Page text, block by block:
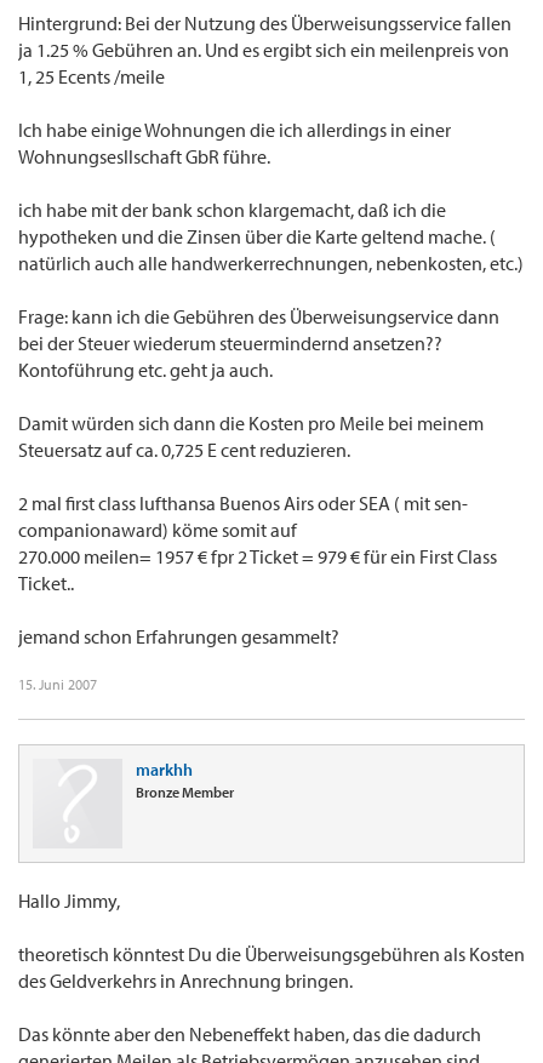
Hintergrund: Bei der Nutzung des Überweisungsservice fallen
ja 1.25 % Gebühren an. Und es ergibt sich ein meilenpreis von
1, 25 Ecents /meile
Ich habe einige Wohnungen die ich allerdings in einer
Wohnungsesllschaft GbR führe.
ich habe mit der bank schon klargemacht, daß ich die
hypotheken und die Zinsen über die Karte geltend mache. (
natürlich auch alle handwerkerrechnungen, nebenkosten, etc.)
Frage: kann ich die Gebühren des Überweisungservice dann
bei der Steuer wiederum steuermindernd ansetzen??
Kontoführung etc. geht ja auch.
Damit würden sich dann die Kosten pro Meile bei meinem
Steuersatz auf ca. 0,725 E cent reduzieren.
2 mal first class lufthansa Buenos Airs oder SEA ( mit sen-
companionaward) köme somit auf
270.000 meilen= 1957 € fpr 2 Ticket = 979 € für ein First Class
Ticket..
jemand schon Erfahrungen gesammelt?
15. Juni 2007
markhh
Bronze Member
Hallo Jimmy,
theoretisch könntest Du die Überweisungsgebühren als Kosten
des Geldverkehrs in Anrechnung bringen.
Das könnte aber den Nebeneffekt haben, das die dadurch